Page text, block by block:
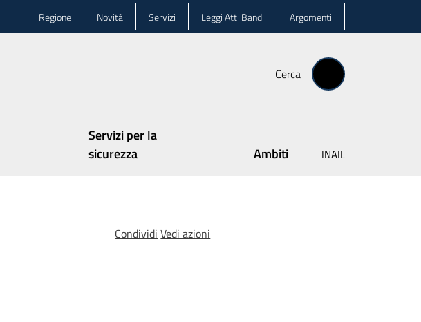
Regione Novità Servizi Leggi Atti Bandi Argomenti
Cerca
Servizi per la
sicurezza
Ambiti INAIL
Condividi Vedi azioni